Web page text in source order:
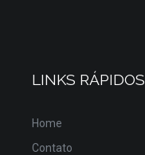
LINKS RÁPIDOS
Home
Contato